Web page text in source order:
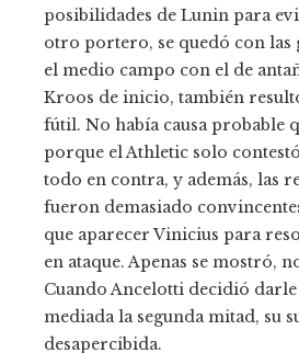
posibilidades de Lunin para
otro portero, se quedó con las
el medio campo con el de
Kroos de inicio, también
fútil. No había causa probable
porque el Athletic solo
todo en contra, y además, las
fueron demasiado
que aparecer Vinicius para
en ataque. Apenas se mostró,
Cuando Ancelotti decidió darle
mediada la segunda mitad, su
desapercibida.